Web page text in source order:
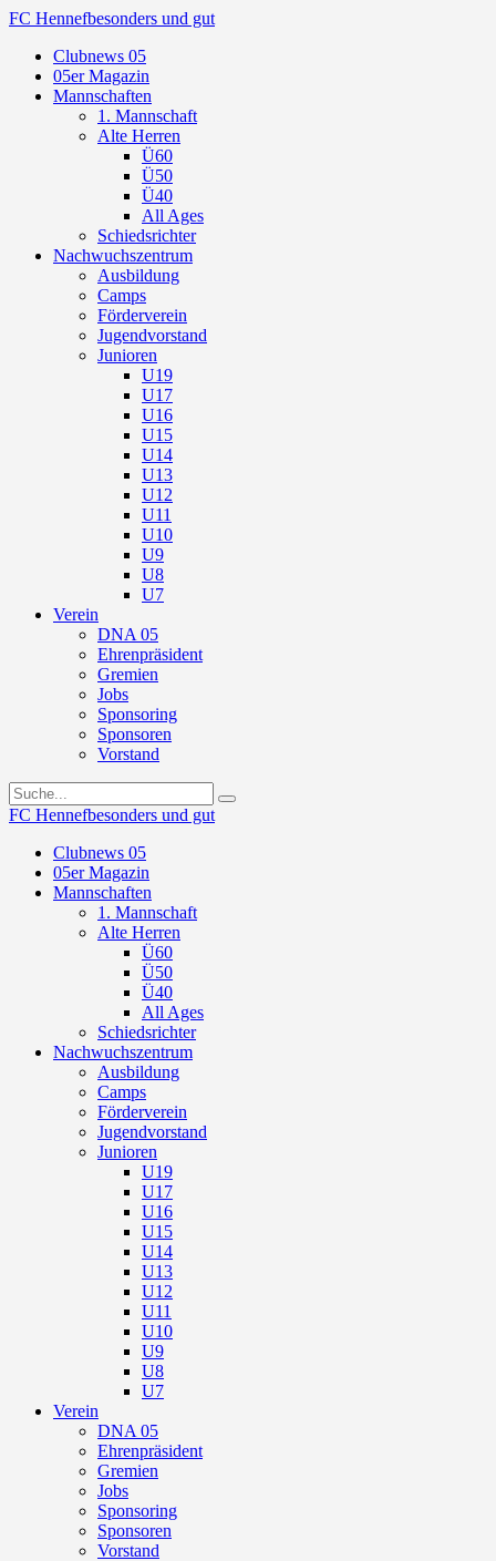
FC Hennefbesonders und gut
Clubnews 05
05er Magazin
Mannschaften
1. Mannschaft
Alte Herren
Ü60
Ü50
Ü40
All Ages
Schiedsrichter
Nachwuchszentrum
Ausbildung
Camps
Förderverein
Jugendvorstand
Junioren
U19
U17
U16
U15
U14
U13
U12
U11
U10
U9
U8
U7
Verein
DNA 05
Ehrenpräsident
Gremien
Jobs
Sponsoring
Sponsoren
Vorstand
FC Hennefbesonders und gut
Clubnews 05
05er Magazin
Mannschaften
1. Mannschaft
Alte Herren
Ü60
Ü50
Ü40
All Ages
Schiedsrichter
Nachwuchszentrum
Ausbildung
Camps
Förderverein
Jugendvorstand
Junioren
U19
U17
U16
U15
U14
U13
U12
U11
U10
U9
U8
U7
Verein
DNA 05
Ehrenpräsident
Gremien
Jobs
Sponsoring
Sponsoren
Vorstand